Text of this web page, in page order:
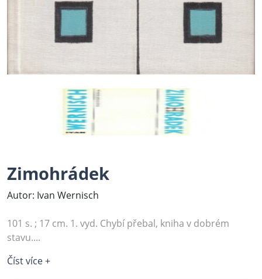
Zimohrádek
Autor: Ivan Wernisch
101 s. ; 17 cm. 1. vyd. Chybí přebal, kniha v dobrém
stavu....
Číst více +